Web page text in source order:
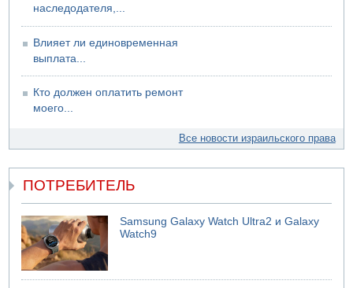
наследодателя,...
Влияет ли единовременная
выплата...
Кто должен оплатить ремонт
моего...
Все новости израильского права
ПОТРЕБИТЕЛЬ
Samsung Galaxy Watch Ultra2 и Galaxy
Watch9